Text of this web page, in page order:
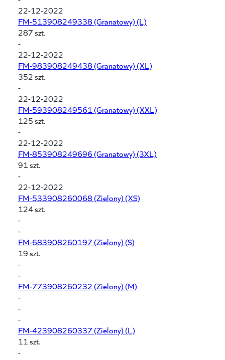
22-12-2022
FM-513908249338(Granatowy) (L)
287 szt.
-
22-12-2022
FM-983908249438(Granatowy) (XL)
352 szt.
-
22-12-2022
FM-593908249561 (Granatowy) (XXL)
125 szt.
-
22-12-2022
FM-853908249696 (Granatowy) (3XL)
91 szt.
-
22-12-2022
FM-533908260068(Zielony) (XS)
124 szt.
-
-
FM-683908260197 (Zielony) (S)
19 szt.
-
-
FM-773908260232 (Zielony) (M)
-
-
-
FM-423908260337 (Zielony) (L)
11 szt.
-